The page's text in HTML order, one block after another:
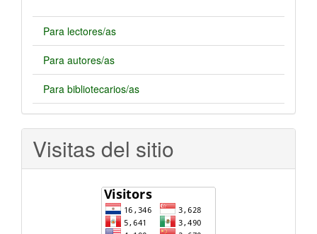
Para lectores/as
Para autores/as
Para bibliotecarios/as
Visitas del sitio